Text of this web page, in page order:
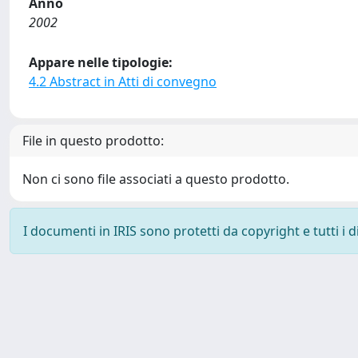
2002
Appare nelle tipologie:
4.2 Abstract in Atti di convegno
File in questo prodotto:
Non ci sono file associati a questo prodotto.
I documenti in IRIS sono protetti da copyright e tutti i